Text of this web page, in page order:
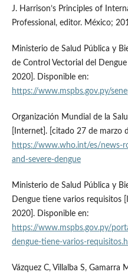
J. Harrison’s Principles of
Professional, editor. México;
Ministerio de Salud Pública y
de Control Vectorial del
2020]. Disponible en:
https://www.mspbs.gov.py/
Organización Mundial de la
[Internet]. [citado 27 de marzo
https://www.who.int/es/news-
and-severe-dengue
Ministerio de Salud Pública y
Dengue tiene varios requisitos
2020]. Disponible en:
https://www.mspbs.gov.py/
dengue-tiene-varios-
Vázquez C, Villalba S, Gamarra